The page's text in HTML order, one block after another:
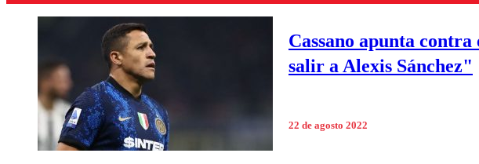
Cassano apunta
salir a Alexis Sánchez"
22 de agosto 2022